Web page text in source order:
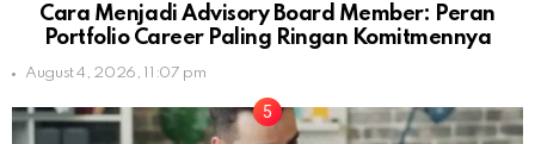
Cara Menjadi Advisory Board Member: Peran
Portfolio Career Paling Ringan Komitmennya
August 4, 2026, 11:07 pm